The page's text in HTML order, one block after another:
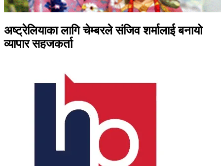
अष्ट्रेलियाका लागि चेम्बरले संजिव शर्मालाई बनायो
व्यापार सहजकर्ता